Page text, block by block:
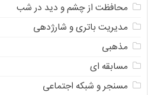
محافظت از چشم و دید در شب
مدیریت باتری و شارژدهی
مذهبی
مسابقه ای
مسنجر و شبکه اجتماعی